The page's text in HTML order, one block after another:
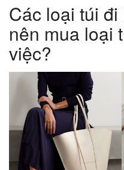
Các loại túi
nên mua loại
việc?